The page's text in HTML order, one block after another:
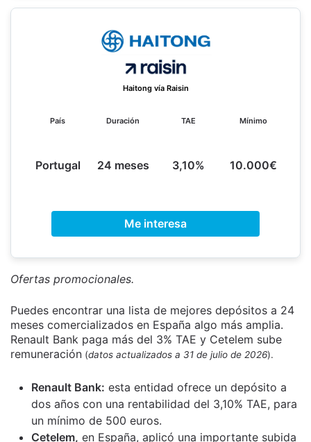
Haitong vía Raisin
País
Portugal
Duración
24 meses
TAE
3,10%
Mínimo
10.000€
Me interesa
Ofertas promocionales.
Puedes encontrar una lista de mejores depósitos a 24
meses comercializados en España algo más amplia.
Renault Bank paga más del 3% TAE y Cetelem sube
remuneración (datos actualizados a 31 de julio de 2026).
Renault Bank: esta entidad ofrece un depósito a
dos años con una rentabilidad del 3,10% TAE, para
un mínimo de 500 euros.
Cetelem, en España, aplicó una importante subida